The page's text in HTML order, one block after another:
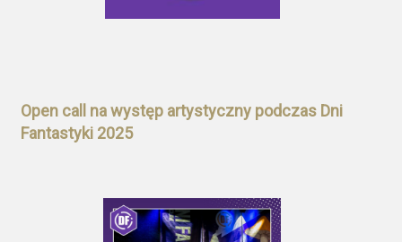
Open call na występ artystyczny podczas Dni
Fantastyki 2025